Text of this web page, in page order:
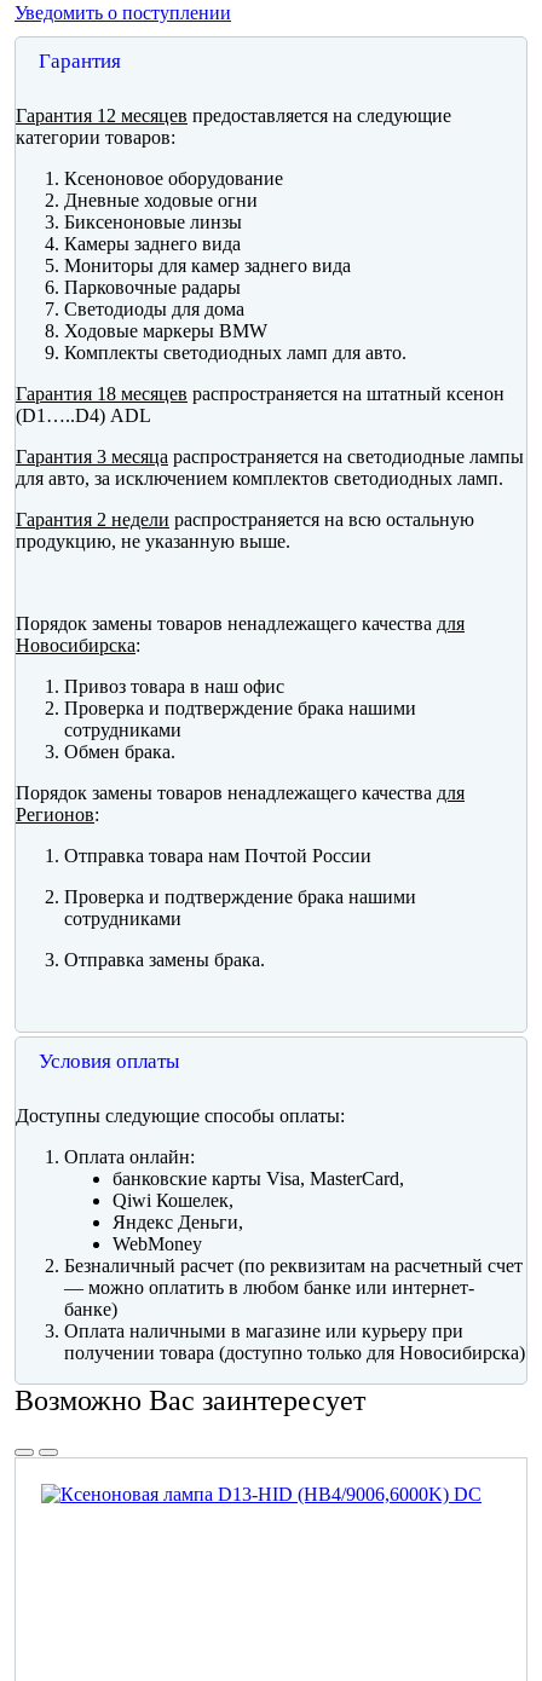
Уведомить о поступлении
Гарантия
Гарантия 12 месяцев предоставляется на следующие
категории товаров:
Ксеноновое оборудование
Дневные ходовые огни
Биксеноновые линзы
Камеры заднего вида
Мониторы для камер заднего вида
Парковочные радары
Светодиоды для дома
Ходовые маркеры BMW
Комплекты светодиодных ламп для авто.
Гарантия 18 месяцев распространяется на штатный ксенон
(D1…..D4) ADL
Гарантия 3 месяца распространяется на светодиодные лампы
для авто, за исключением комплектов светодиодных ламп.
Гарантия 2 недели распространяется на всю остальную
продукцию, не указанную выше.
Порядок замены товаров ненадлежащего качества для
Новосибирска:
Привоз товара в наш офис
Проверка и подтверждение брака нашими
сотрудниками
Обмен брака.
Порядок замены товаров ненадлежащего качества для
Регионов:
Отправка товара нам Почтой России
Проверка и подтверждение брака нашими
сотрудниками
Отправка замены брака.
Условия оплаты
Доступны следующие способы оплаты:
Оплата онлайн:
банковские карты Visa, MasterCard,
Qiwi Кошелек,
Яндекс Деньги,
WebMoney
Безналичный расчет (по реквизитам на расчетный счет
— можно оплатить в любом банке или интернет-
банке)
Оплата наличными в магазине или курьеру при
получении товара (доступно только для Новосибирска)
Возможно Вас заинтересует